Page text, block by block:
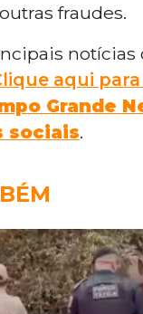
fraudes.
notícias
aqui
Grande
sociais.